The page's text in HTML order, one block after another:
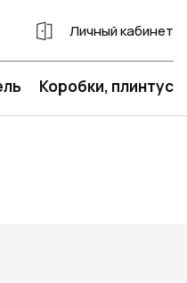
Личный кабинет
Коробки, плинтус